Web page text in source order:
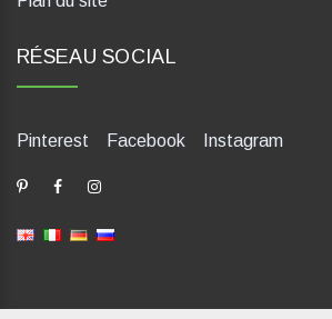
RÉSEAU SOCIAL
Pinterest Facebook Instagram